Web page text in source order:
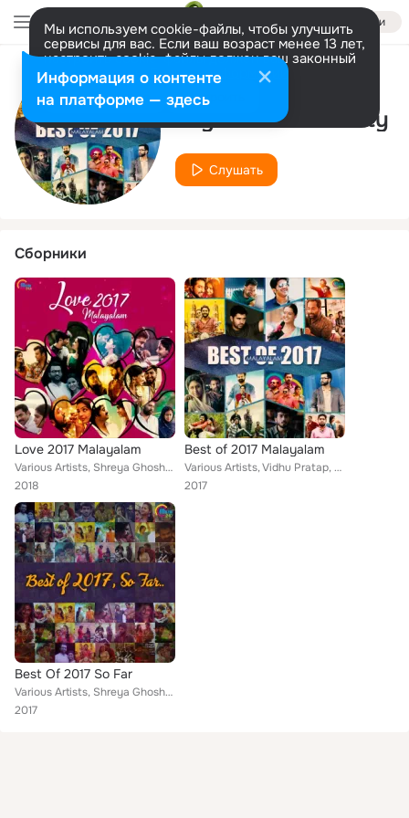
Войти
Мы используем cookie-файлы, чтобы улучшить
сервисы для вас. Если ваш возраст менее 13 лет,
настроить cookie-файлы должен ваш законный
представитель. Больше информации
Разрешить все Настроить
Исполнитель
Joyesh Chakraborty
Слушать
Сборники
Love 2017 Malayalam
Various Artists, Shreya Ghoshal, Ganesh Sundaram, P. Jayachandran, Abhay Jodhpurkar, P. Unnikrishnan, Shwetha Mohan, Shreekumar ...
2018
Best of 2017 Malayalam
Various Artists, Vidhu Pratap, Tessa Chavara, Nithya Sathyan, FRANCO, Abhay Jodhpurkar, Shreekumar Vakkiyil, Karthik, Vipin Rave...
2017
Best Of 2017 So Far
Various Artists, Shreya Ghoshal, Abhay Jodhpurkar, Shwetha Mohan, Shreekumar Vakkiyil, Karthik, Armaan Malik, Vipin Raveendran, ...
2017
Информация о контенте
на платформе — здесь